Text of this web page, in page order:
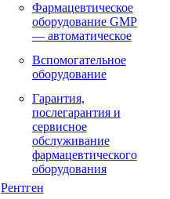
Фармацевтическое
оборудование GMP
— автоматическое
Вспомогательное
оборудование
Гарантия,
послегарантия и
сервисное
обслуживание
фармацевтического
оборудования
Рентген